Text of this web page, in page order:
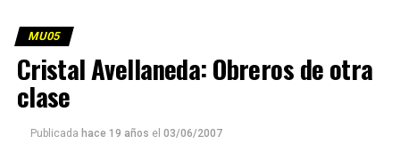
MU05
Cristal Avellaneda: Obreros de otra
clase
Publicada hace 19 años el 03/06/2007